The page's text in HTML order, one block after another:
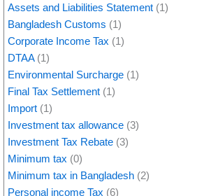
Assets and Liabilities Statement (1)
Bangladesh Customs (1)
Corporate Income Tax (1)
DTAA(1)
Environmental Surcharge (1)
Final Tax Settlement (1)
Import (1)
Investment tax allowance (3)
Investment Tax Rebate (3)
Minimum tax (0)
Minimum tax in Bangladesh (2)
Personal income Tax (6)